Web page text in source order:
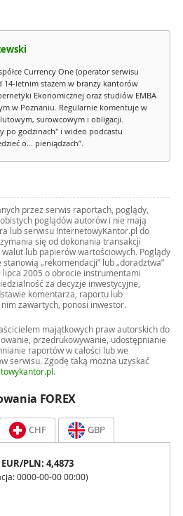
Currency One (operator serwisu
letnim stażem w branży kantorów
Ekonomicznej oraz studiów EMBA
w Poznaniu. Regularnie komentuje w
surowcowym i obligacji.
po godzinach" i wideo podcastu
o... pieniądzach”.
przez serwis raportach, poglądy,
poglądów autorów i nie mają
lub serwisu InternetowyKantor.pl do
się od dokonania transakcji
lub papierów wartościowych. Poglądy
„rekomendacji” lub „doradztwa”
2005 o obrocie instrumentami
za decyzje inwestycyjne,
komentarza, raportu lub
zawartych, ponosi inwestor.
majątkowych praw autorskich do
przedrukowywanie, udostępnianie
raportów w całości lub we
serwisu. Zgodę taką można uzyskać
.
FOREX
CHF GBP
EUR/PLN: 4,4873
0000-00-00 00:00)